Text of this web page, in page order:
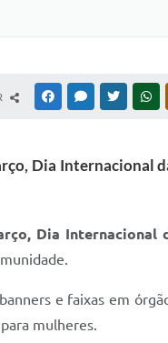
FACEBOOKMESSENGER
TWITTER
Dia Internacional
Dia Internacional
e faixas em
mulheres.